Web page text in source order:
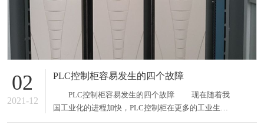
02
2021-12
PLC控制柜容易发生的四个故障
PLC控制柜容易发生的四个故障 现在随着我
国工业化的进程加快，PLC控制柜在更多的工业生产
中得到了广泛的应用，这给我们的生产生活带来了很